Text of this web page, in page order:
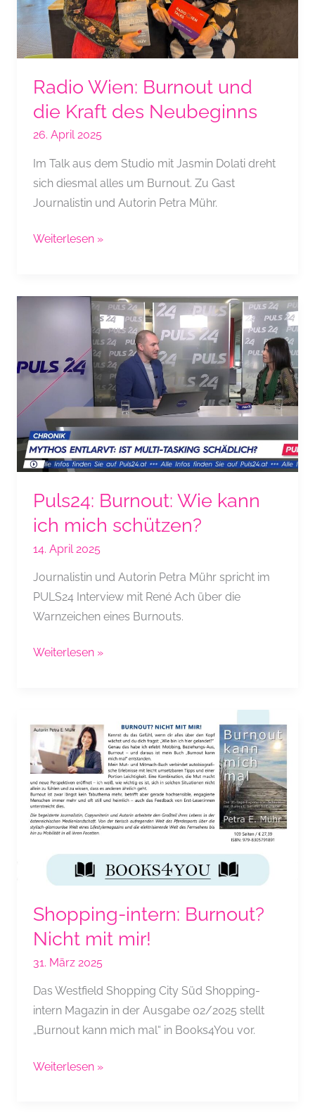
Radio Wien: Burnout und
die Kraft des Neubeginns
26. April 2025
Im Talk aus dem Studio mit Jasmin Dolati dreht
sich diesmal alles um Burnout. Zu Gast
Journalistin und Autorin Petra Mühr.
Radio
und
Neubeginns
Weiterlesen »
Puls24: Burnout: Wie kann
ich mich schützen?
14. April 2025
Journalistin und Autorin Petra Mühr spricht im
PULS24 Interview mit René Ach über die
Warnzeichen eines Burnouts.
Puls24:
ich
mich
schützen?
Weiterlesen »
Shopping-intern: Burnout?
Nicht mit mir!
31. März 2025
Das Westfield Shopping City Süd Shopping-
intern Magazin in der Ausgabe 02/2025 stellt
„Burnout kann mich mal“ in Books4You vor.
Shopping-
Weiterlesen »